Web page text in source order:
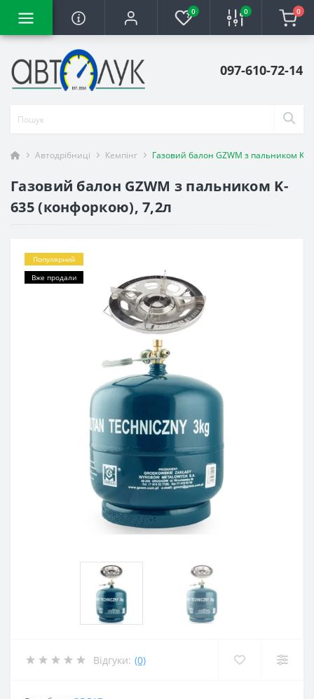
0 0 0
097-610-72-14
Автодрібниці Кемпінг Газовий балон GZWM з пальником K-
Газовий балон GZWM з пальником K-
635 (конфоркою), 7,2л
Популярний
Вже продали
Відгуки: (0)